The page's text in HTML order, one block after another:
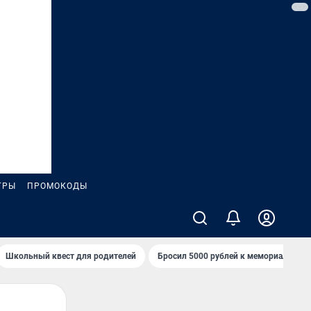
ПРОМОКОДЫ
Школьный квест для родителей Бросил 5000 рублей к мемориалу